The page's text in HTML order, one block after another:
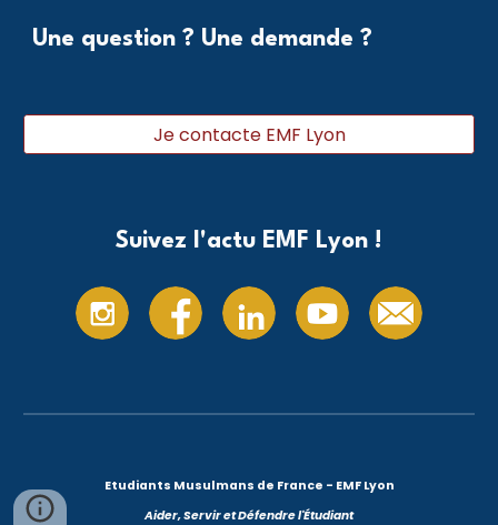
Une question ? Une demande ?
Je contacte EMF Lyon
Suivez l'actu EMF Lyon !
Etudiants Musulmans de France - EMF Lyon
Aider, Servir et Défendre l'Étudiant